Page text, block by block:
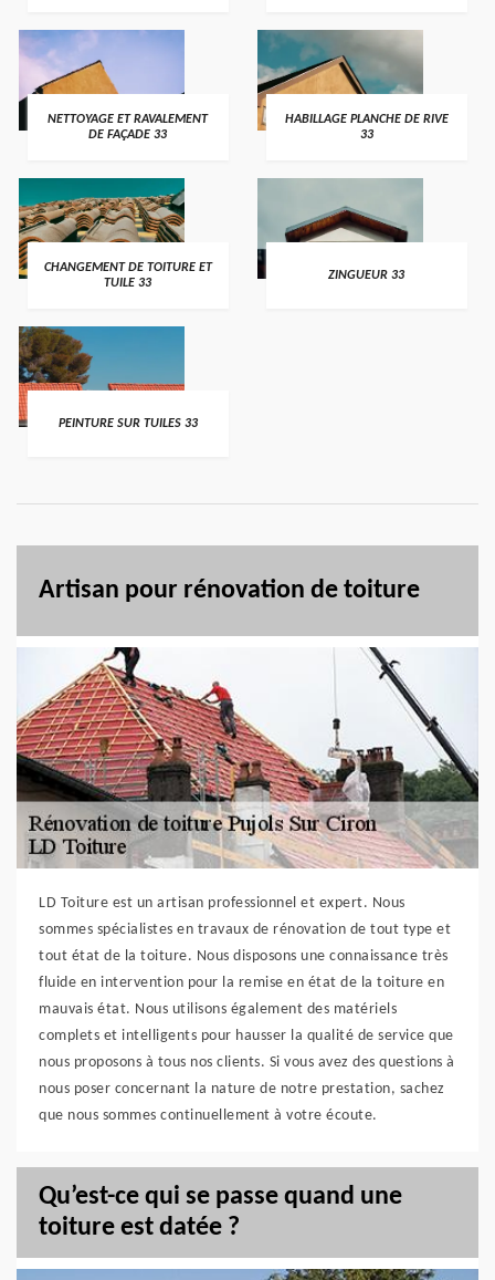
NETTOYAGE ET RAVALEMENT
DE FAÇADE 33
HABILLAGE PLANCHE DE RIVE
33
CHANGEMENT DE TOITURE ET
TUILE 33
ZINGUEUR 33
PEINTURE SUR TUILES 33
Artisan pour rénovation de toiture
LD Toiture est un artisan professionnel et expert. Nous
sommes spécialistes en travaux de rénovation de tout type et
tout état de la toiture. Nous disposons une connaissance très
fluide en intervention pour la remise en état de la toiture en
mauvais état. Nous utilisons également des matériels
complets et intelligents pour hausser la qualité de service que
nous proposons à tous nos clients. Si vous avez des questions à
nous poser concernant la nature de notre prestation, sachez
que nous sommes continuellement à votre écoute.
Qu’est-ce qui se passe quand une
toiture est datée ?